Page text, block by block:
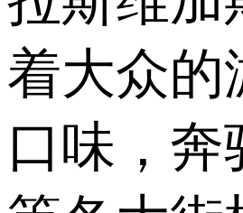
着大众的
口味，奔